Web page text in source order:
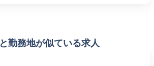
勤務地が似ている求人